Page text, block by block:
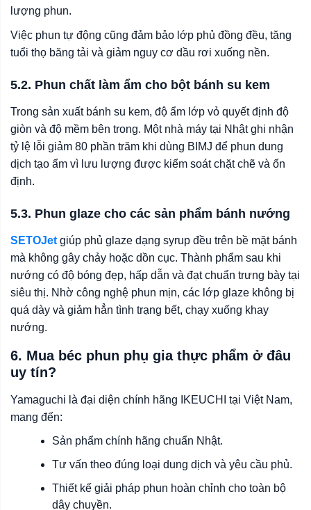
lượng phun.
Việc phun tự động cũng đảm bảo lớp phủ đồng đều, tăng
tuổi thọ băng tải và giảm nguy cơ dầu rơi xuống nền.
5.2. Phun chất làm ẩm cho bột bánh su kem
Trong sản xuất bánh su kem, độ ẩm lớp vỏ quyết định độ
giòn và độ mềm bên trong. Một nhà máy tại Nhật ghi nhận
tỷ lệ lỗi giảm 80 phần trăm khi dùng BIMJ để phun dung
dịch tạo ẩm vì lưu lượng được kiểm soát chặt chẽ và ổn
định.
5.3. Phun glaze cho các sản phẩm bánh nướng
SETOJet giúp phủ glaze dạng syrup đều trên bề mặt bánh
mà không gây chảy hoặc dồn cục. Thành phẩm sau khi
nướng có độ bóng đẹp, hấp dẫn và đạt chuẩn trưng bày tại
siêu thị. Nhờ công nghệ phun mịn, các lớp glaze không bị
quá dày và giảm hẳn tình trạng bết, chạy xuống khay
nướng.
6. Mua béc phun phụ gia thực phẩm ở đâu
uy tín?
Yamaguchi là đại diện chính hãng IKEUCHI tại Việt Nam,
mang đến:
Sản phẩm chính hãng chuẩn Nhật.
Tư vấn theo đúng loại dung dịch và yêu cầu phủ.
Thiết kế giải pháp phun hoàn chỉnh cho toàn bộ
dây chuyền.